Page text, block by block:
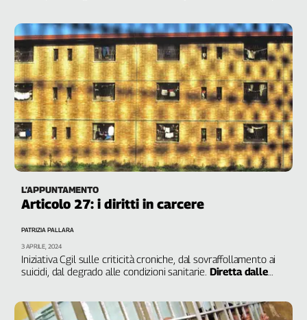
L’APPUNTAMENTO
Articolo 27: i diritti in carcere
Iniziativa Cgil sulle criticità croniche, dal sovraffollamento ai
suicidi, dal degrado alle condizioni sanitarie. Diretta dalle
PATRIZIA PALLARA
3 APRILE, 2024